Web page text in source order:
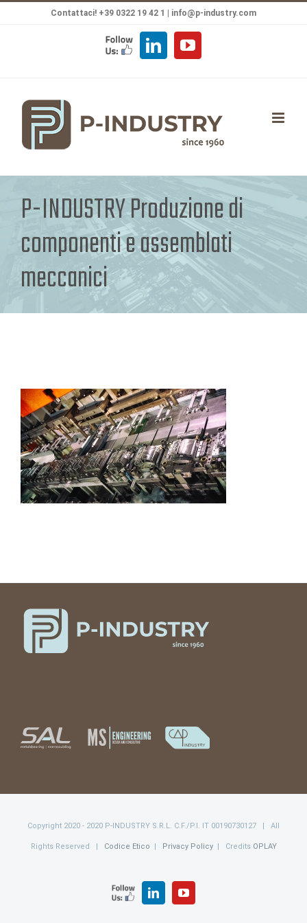
Contattaci! +39 0322 19 42 1 | info@p-industry.com
FOLLOW
US
LinkedInYouTube
P-INDUSTRY Produzione di
componenti e assemblati
meccanici
Copyright 2020 - 2020 P-INDUSTRY S.R.L. C.F./P.I. IT 00190730127 | All
Rights Reserved | Codice Etico Privacy Policy| Credits OPLAY
FOLLOW
US
LinkedInYouTube